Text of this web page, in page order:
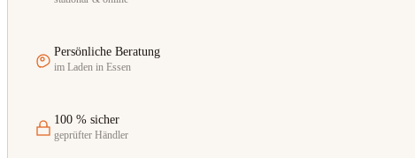
Persönliche Beratung
im Laden in Essen
100 % sicher
geprüfter Händler